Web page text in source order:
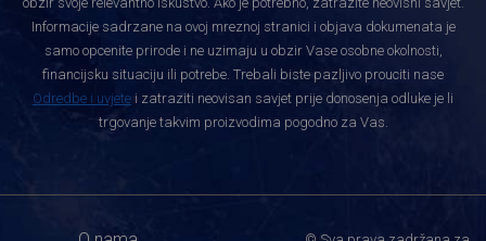
Informacije sadrzane na ovoj mreznoj stranici i objava dokumenata je
samo opcenite prirode i ne uzimaju u obzir Vase osobne okolnosti,
financijsku situaciju ili potrebe. Trebali biste pazljivo prouciti nase
Odredbe i uvjete i zatraziti neovisan savjet prije donosenja odluke je li
trgovanje takvim proizvodima pogodno za Vas.